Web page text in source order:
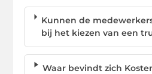
Kunnen de
bij het kiezen van een
Waar bevindt zich